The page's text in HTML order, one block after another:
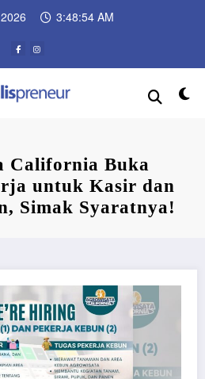
3:48:55 AM
California Buka
untuk Kasir dan
Simak Syaratnya!